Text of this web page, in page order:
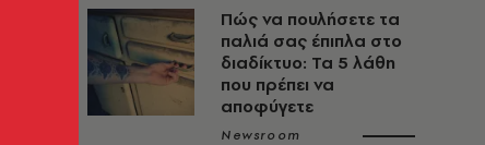
Πώς να πουλήσετε τα
παλιά σας έπιπλα στο
διαδίκτυο: Τα 5 λάθη
που πρέπει να
αποφύγετε
Newsroom